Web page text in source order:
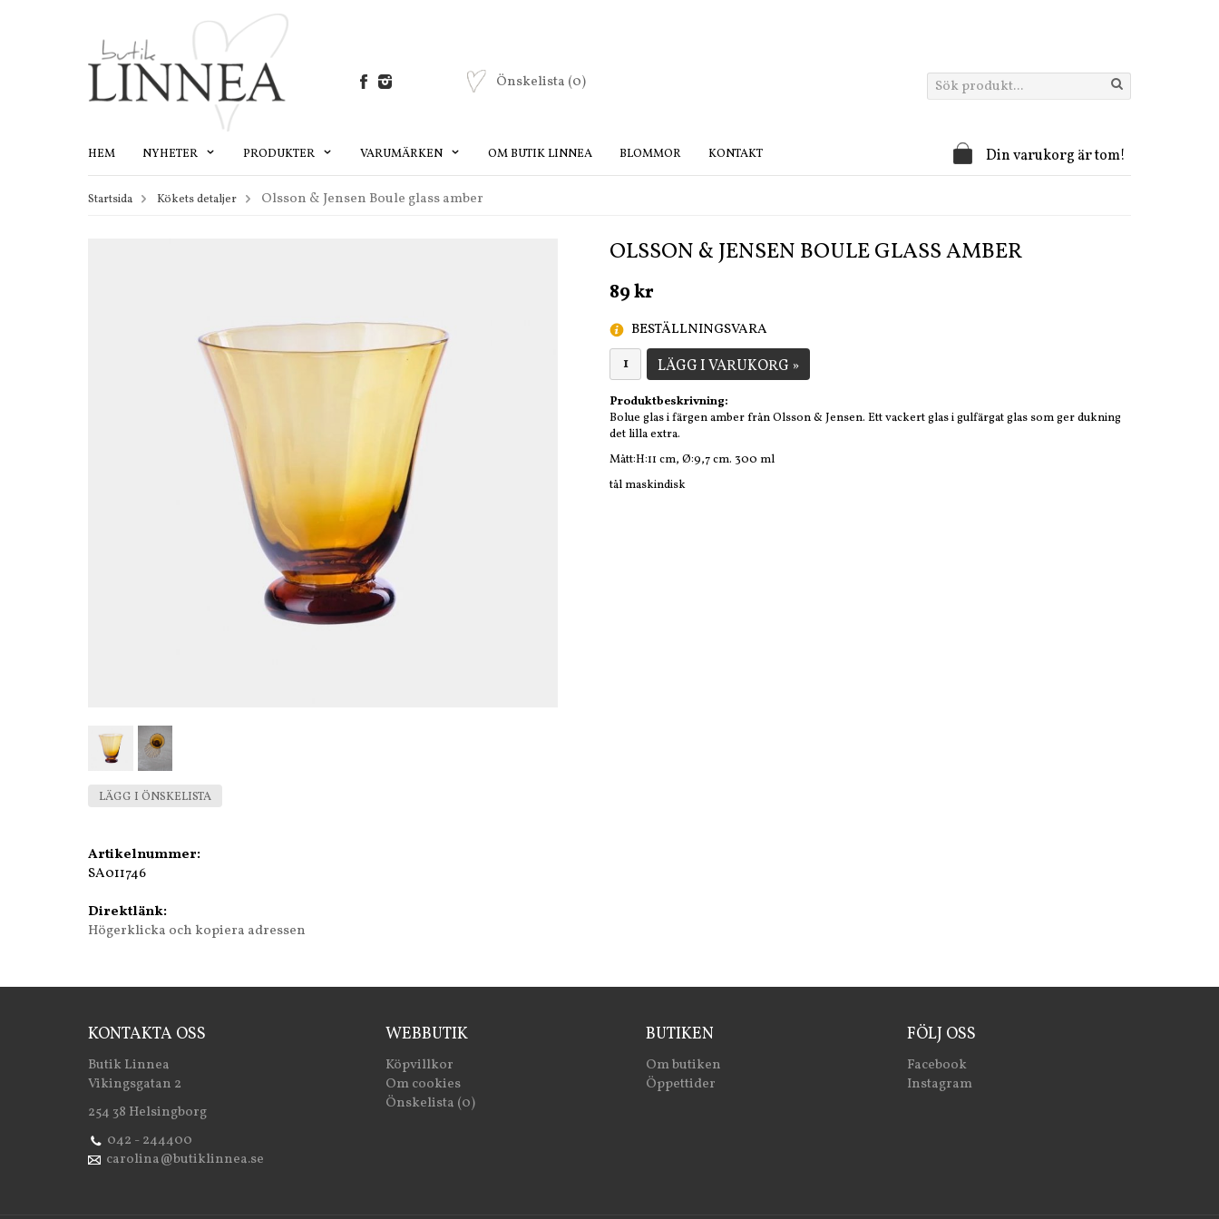
Önskelista (0)
HEM NYHETER PRODUKTER VARUMÄRKEN OM BUTIK LINNEA BLOMMOR KONTAKT Din varukorg är tom!
Startsida Kökets detaljer Olsson & Jensen Boule glass amber
OLSSON & JENSEN BOULE GLASS AMBER
89 kr
BESTÄLLNINGSVARA
LÄGG I VARUKORG »
Produktbeskrivning:
Bolue glas i färgen amber från Olsson & Jensen. Ett vackert glas i gulfärgat glas som ger dukning
det lilla extra.
Mått:H:11 cm, Ø:9,7 cm. 300 ml
tål maskindisk
LÄGG I ÖNSKELISTA
Artikelnummer:
SA011746
Direktlänk:
Högerklicka och kopiera adressen
KONTAKTA OSS
Butik Linnea
Vikingsgatan 2
254 38 Helsingborg
042 - 244400
carolina@butiklinnea.se
WEBBUTIK
Köpvillkor
Om cookies
Önskelista (0)
BUTIKEN
Om butiken
Öppettider
FÖLJ OSS
Facebook
Instagram